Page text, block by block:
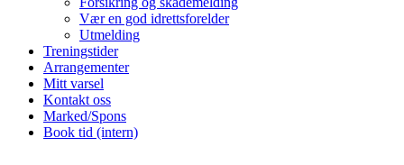
Vær en god idrettsforelder
Utmelding
Treningstider
Arrangementer
Mitt varsel
Kontakt oss
Marked/Spons
Book tid (intern)